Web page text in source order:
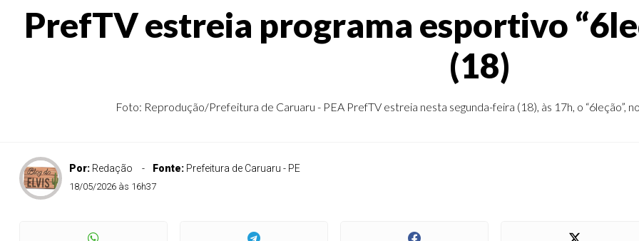
PrefTV estreia programa esportivo
(18)
Foto: Reprodução/Prefeitura de Caruaru - PEA PrefTV estreia nesta segunda-feira (18), às 17h, o “6leção”,
Por: Redação Fonte: Prefeitura de Caruaru - PE
18/05/2026 às 16h37